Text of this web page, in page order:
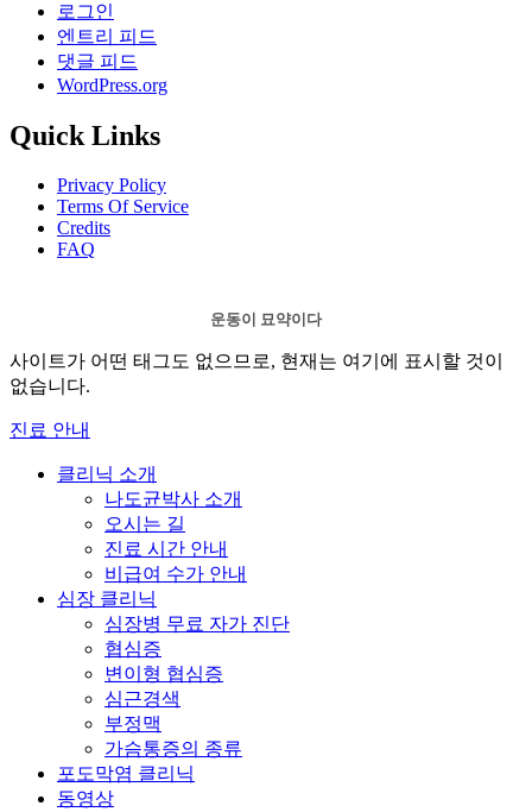
로그인
엔트리 피드
댓글 피드
WordPress.org
Quick Links
Privacy Policy
Terms Of Service
Credits
FAQ
운동이 묘약이다
사이트가 어떤 태그도 없으므로, 현재는 여기에 표시할 것이
없습니다.
진료 안내
클리닉 소개
나도균박사 소개
오시는 길
진료 시간 안내
비급여 수가 안내
심장 클리닉
심장병 무료 자가 진단
협심증
변이형 협심증
심근경색
부정맥
가슴통증의 종류
포도막염 클리닉
동영상